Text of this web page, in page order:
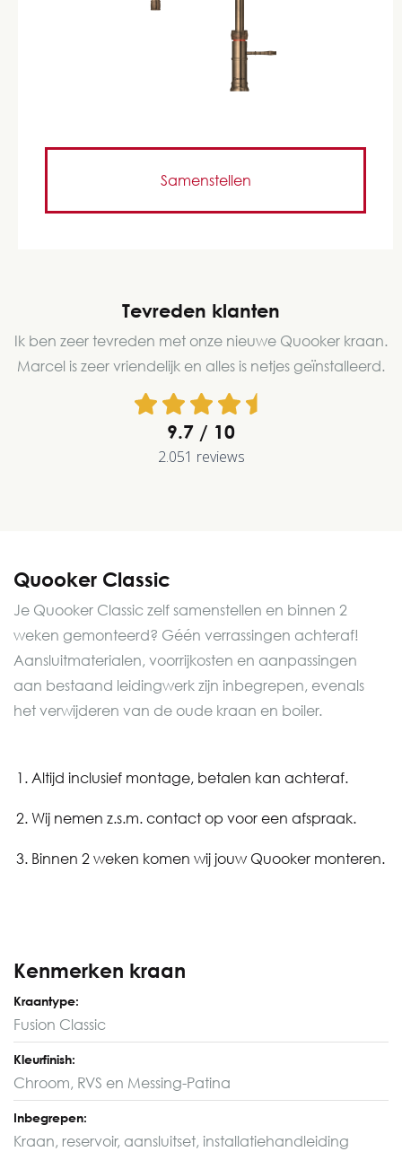
Samenstellen
Tevreden klanten
Ik ben zeer tevreden met onze nieuwe Quooker kraan.
Marcel is zeer vriendelijk en alles is netjes geïnstalleerd.
9.7
2.051 reviews
Quooker Classic
Je Quooker Classic zelf samenstellen en binnen 2
weken gemonteerd? Géén verrassingen achteraf!
Aansluitmaterialen, voorrijkosten en aanpassingen
aan bestaand leidingwerk zijn inbegrepen, evenals
het verwijderen van de oude kraan en boiler.
Altijd inclusief montage, betalen kan achteraf.
Wij nemen z.s.m. contact op voor een afspraak.
Binnen 2 weken komen wij jouw Quooker monteren.
Kenmerken kraan
Kraantype:
Fusion Classic
Kleurfinish:
Chroom, RVS en Messing-Patina
Inbegrepen:
Kraan, reservoir, aansluitset, installatiehandleiding